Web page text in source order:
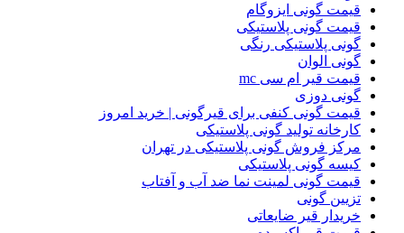
قیمت گونی ایزوگام
قیمت گونی پلاستیکی
گونی پلاستیکی رنگی
گونی الوان
قیمت قیر ام سی mc
گونی دوزی
قیمت گونی کنفی برای قیرگونی | خرید امروز
کارخانه تولید گونی پلاستیکی
مرکز فروش گونی پلاستیکی در تهران
کیسه گونی پلاستیکی
قیمت گونی لمینت نما ضد آب و آفتاب
تزیین گونی
خریدار قیر ضایعاتی